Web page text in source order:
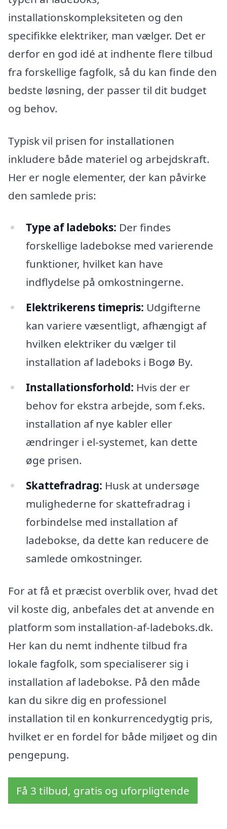
installationskompleksiteten og den
specifikke elektriker, man vælger. Det er
derfor en god idé at indhente flere tilbud
fra forskellige fagfolk, så du kan finde den
bedste løsning, der passer til dit budget
og behov.
Typisk vil prisen for installationen
inkludere både materiel og arbejdskraft.
Her er nogle elementer, der kan påvirke
den samlede pris:
Type af ladeboks: Der findes
forskellige ladebokse med varierende
funktioner, hvilket kan have
indflydelse på omkostningerne.
Elektrikerens timepris: Udgifterne
kan variere væsentligt, afhængigt af
hvilken elektriker du vælger til
installation af ladeboks i Bogø By.
Installationsforhold: Hvis der er
behov for ekstra arbejde, som f.eks.
installation af nye kabler eller
ændringer i el-systemet, kan dette
øge prisen.
Skattefradrag: Husk at undersøge
mulighederne for skattefradrag i
forbindelse med installation af
ladebokse, da dette kan reducere de
samlede omkostninger.
For at få et præcist overblik over, hvad det
vil koste dig, anbefales det at anvende en
platform som installation-af-ladeboks.dk.
Her kan du nemt indhente tilbud fra
lokale fagfolk, som specialiserer sig i
installation af ladebokse. På den måde
kan du sikre dig en professionel
installation til en konkurrencedygtig pris,
hvilket er en fordel for både miljøet og din
pengepung.
Få 3 tilbud, gratis og uforpligtende